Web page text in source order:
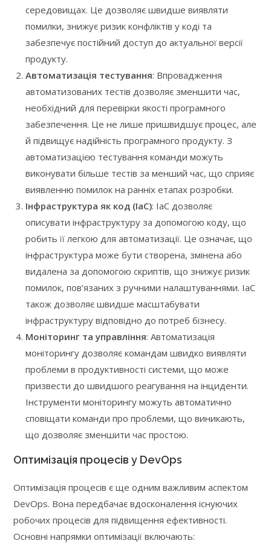
середовищах. Це дозволяє швидше виявляти
помилки, знижує ризик конфліктів у коді та
забезпечує постійний доступ до актуальної версії
продукту.
Автоматизація тестування: Впровадження
автоматизованих тестів дозволяє зменшити час,
необхідний для перевірки якості програмного
забезпечення. Це не лише пришвидшує процес, але
й підвищує надійність програмного продукту. З
автоматизацією тестування команди можуть
виконувати більше тестів за менший час, що сприяє
виявленню помилок на ранніх етапах розробки.
Інфраструктура як код (IaC): IaC дозволяє
описувати інфраструктуру за допомогою коду, що
робить її легкою для автоматизації. Це означає, що
інфраструктура може бути створена, змінена або
видалена за допомогою скриптів, що знижує ризик
помилок, пов’язаних з ручними налаштуваннями. IaC
також дозволяє швидше масштабувати
інфраструктуру відповідно до потреб бізнесу.
Моніторинг та управління: Автоматизація
моніторингу дозволяє командам швидко виявляти
проблеми в продуктивності системи, що може
призвести до швидшого реагування на інциденти.
Інструменти моніторингу можуть автоматично
сповіщати команди про проблеми, що виникають,
що дозволяє зменшити час простою.
Оптимізація процесів у DevOps
Оптимізація процесів є ще одним важливим аспектом
DevOps. Вона передбачає вдосконалення існуючих
робочих процесів для підвищення ефективності.
Основні напрямки оптимізації включають: